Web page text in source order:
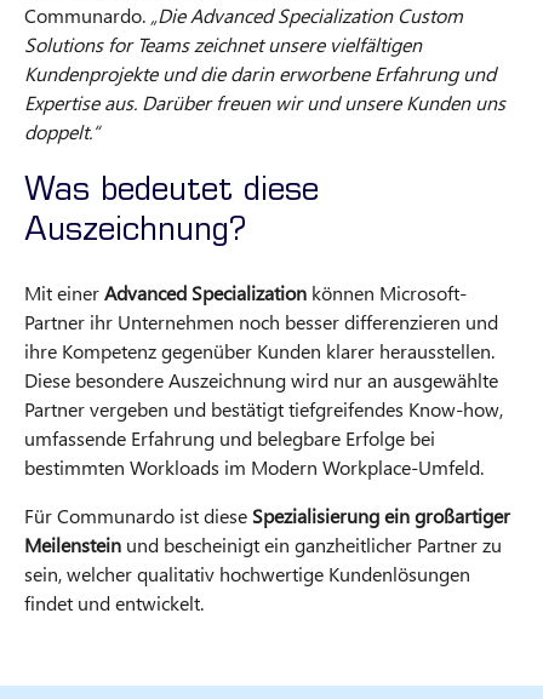
Communardo. „Die Advanced Specialization Custom
Solutions for Teams zeichnet unsere vielfältigen
Kundenprojekte und die darin erworbene Erfahrung und
Expertise aus. Darüber freuen wir und unsere Kunden uns
doppelt.“
Was bedeutet diese
Auszeichnung?
Mit einerAdvanced Specialization können Microsoft-
Partner ihr Unternehmen noch besser differenzieren und
ihre Kompetenz gegenüber Kunden klarer herausstellen.
Diese besondere Auszeichnung wird nur an ausgewählte
Partner vergeben und bestätigt tiefgreifendes Know-how,
umfassende Erfahrung und belegbare Erfolge bei
bestimmten Workloads im Modern Workplace-Umfeld.
Für Communardo ist diese Spezialisierung ein großartiger
Meilenstein und bescheinigt ein ganzheitlicher Partner zu
sein, welcher qualitativ hochwertige Kundenlösungen
findet und entwickelt.